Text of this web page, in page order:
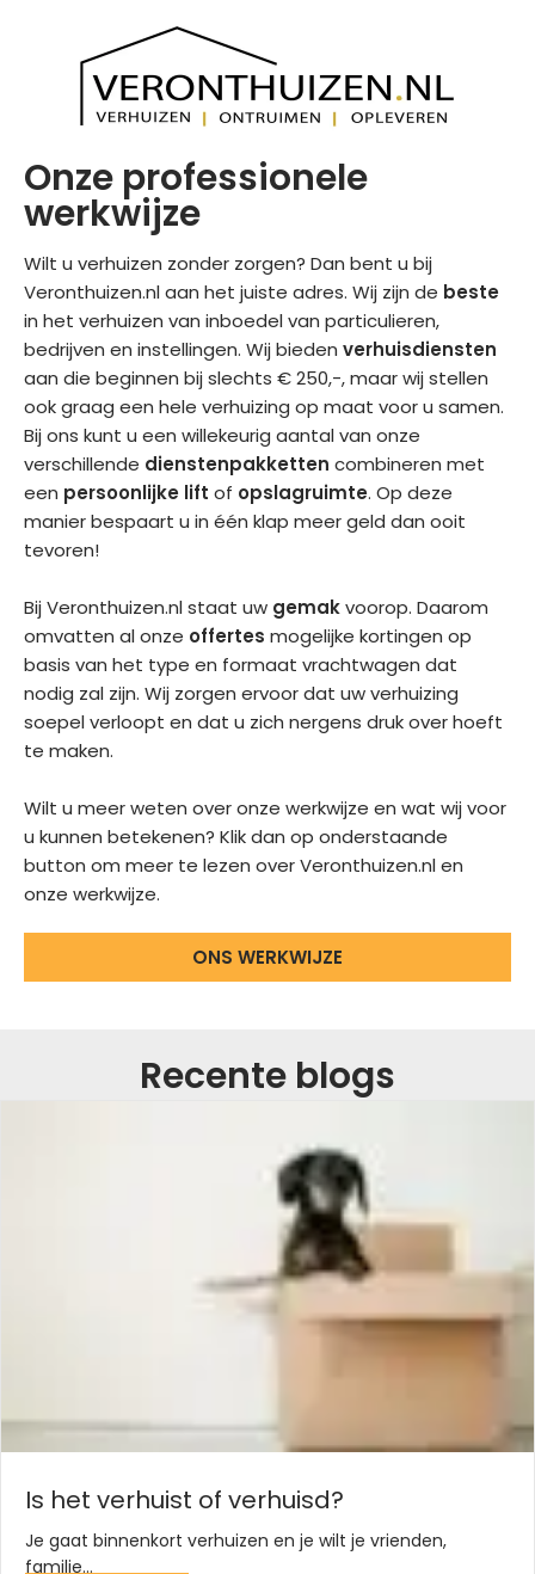
Onze professionele
werkwijze
Wilt u verhuizen zonder zorgen? Dan bent u bij
Veronthuizen.nl aan het juiste adres. Wij zijn de beste
in het verhuizen van inboedel van particulieren,
bedrijven en instellingen. Wij bieden verhuisdiensten
aan die beginnen bij slechts € 250,-, maar wij stellen
ook graag een hele verhuizing op maat voor u samen.
Bij ons kunt u een willekeurig aantal van onze
verschillende dienstenpakketten combineren met
een persoonlijke lift of opslagruimte. Op deze
manier bespaart u in één klap meer geld dan ooit
tevoren!
Bij Veronthuizen.nl staat uw gemakvoorop. Daarom
omvatten al onze offertes mogelijke kortingen op
basis van het type en formaat vrachtwagen dat
nodig zal zijn. Wij zorgen ervoor dat uw verhuizing
soepel verloopt en dat u zich nergens druk over hoeft
te maken.
Wilt u meer weten over onze werkwijze en wat wij voor
u kunnen betekenen? Klik dan op onderstaande
button om meer te lezen over Veronthuizen.nl en
onze werkwijze.
ONS WERKWIJZE
Recente blogs
Is het verhuist of verhuisd?
Je gaat binnenkort verhuizen en je wilt je vrienden,
familie…